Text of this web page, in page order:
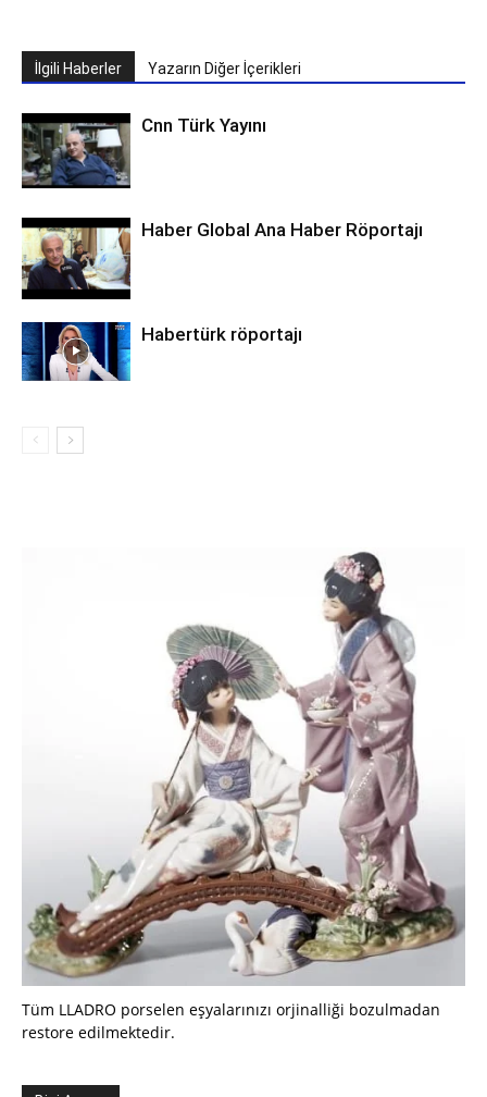
İlgili Haberler Yazarın Diğer İçerikleri
Cnn Türk Yayını
Haber Global Ana Haber Röportajı
Habertürk röportajı
Tüm LLADRO porselen eşyalarınızı orjinalliği bozulmadan
restore edilmektedir.